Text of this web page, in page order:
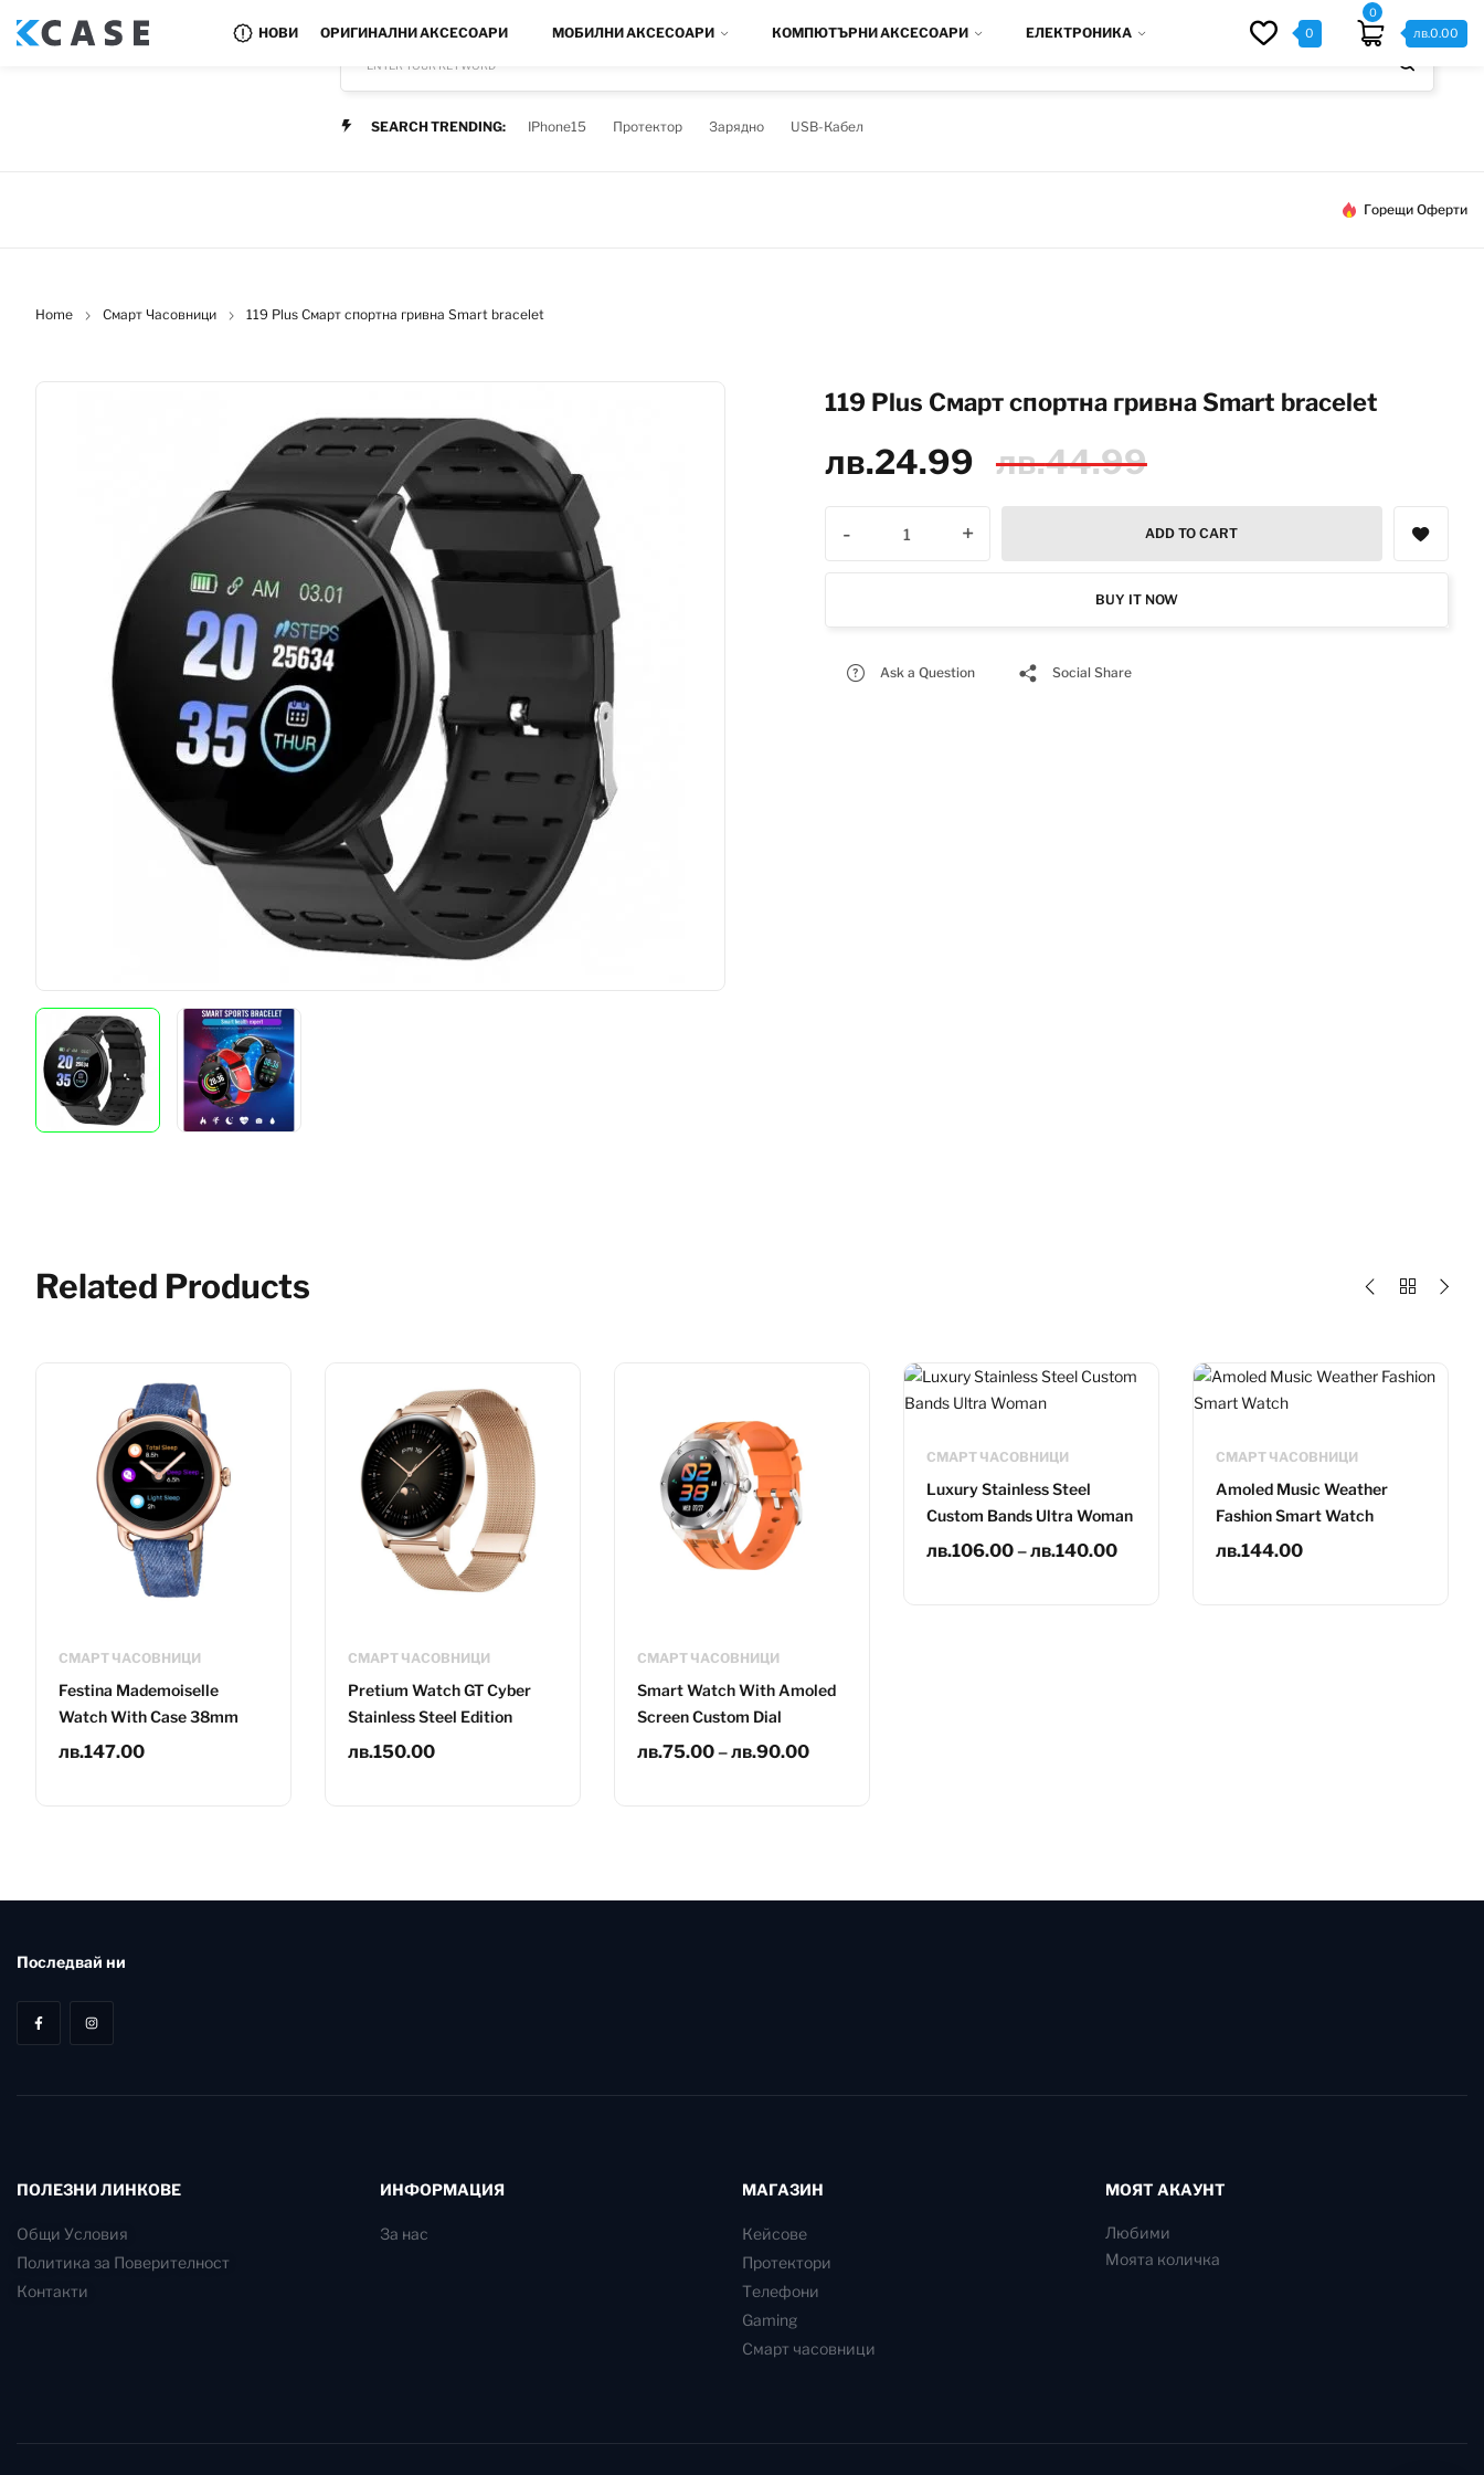
ENTER YOUR KEYWORD
SEARCH TRENDING: IPhone15 Протектор Зарядно USB-Кабел
Горещи Оферти
НОВИ ОРИГИНАЛНИ АКСЕСОАРИ МОБИЛНИ АКСЕСОАРИ КОМПЮТЪРНИ АКСЕСОАРИ ЕЛЕКТРОНИКА 0
0
лв.0.00
Home Смарт Часовници 119 Plus Смарт спортна гривна Smart bracelet
119 Plus Смарт спортна гривна Smart bracelet
лв.44.99
лв.24.99
- + ADD TO CART
BUY IT NOW
Ask a Question Social Share
Related Products
СМАРТ ЧАСОВНИЦИ
Festina Mademoiselle
Watch With Case 38mm
лв.147.00
СМАРТ ЧАСОВНИЦИ
Pretium Watch GT Cyber
Stainless Steel Edition
лв.150.00
СМАРТ ЧАСОВНИЦИ
Smart Watch With Amoled
Screen Custom Dial
лв.75.00–лв.90.00
СМАРТ ЧАСОВНИЦИ
Luxury Stainless Steel
Custom Bands Ultra Woman
лв.106.00–лв.140.00
СМАРТ ЧАСОВНИЦИ
Amoled Music Weather
Fashion Smart Watch
лв.144.00
Последвай ни
ПОЛЕЗНИ ЛИНКОВЕ
Общи Условия
Политика за Поверителност
Контакти
ИНФОРМАЦИЯ
За нас
МАГАЗИН
Кейсове
Протектори
Телефони
Gaming
Смарт часовници
МОЯТ АКАУНТ
Любими
Моята количка